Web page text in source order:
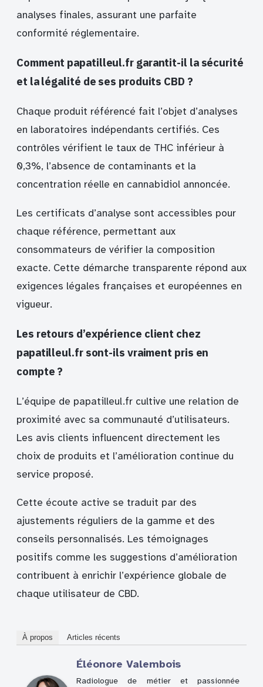
analyses finales, assurant une parfaite
conformité réglementaire.
Comment papatilleul.fr garantit-il la sécurité
et la légalité de ses produits CBD ?
Chaque produit référencé fait l’objet d’analyses
en laboratoires indépendants certifiés. Ces
contrôles vérifient le taux de THC inférieur à
0,3%, l’absence de contaminants et la
concentration réelle en cannabidiol annoncée.
Les certificats d’analyse sont accessibles pour
chaque référence, permettant aux
consommateurs de vérifier la composition
exacte. Cette démarche transparente répond aux
exigences légales françaises et européennes en
vigueur.
Les retours d’expérience client chez
papatilleul.fr sont-ils vraiment pris en
compte ?
L’équipe de papatilleul.fr cultive une relation de
proximité avec sa communauté d’utilisateurs.
Les avis clients influencent directement les
choix de produits et l’amélioration continue du
service proposé.
Cette écoute active se traduit par des
ajustements réguliers de la gamme et des
conseils personnalisés. Les témoignages
positifs comme les suggestions d’amélioration
contribuent à enrichir l’expérience globale de
chaque utilisateur de CBD.
À propos Articles récents
Éléonore Valembois
Radiologue de métier et passionnée